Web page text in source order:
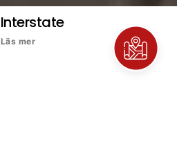
Interstate
Läs mer